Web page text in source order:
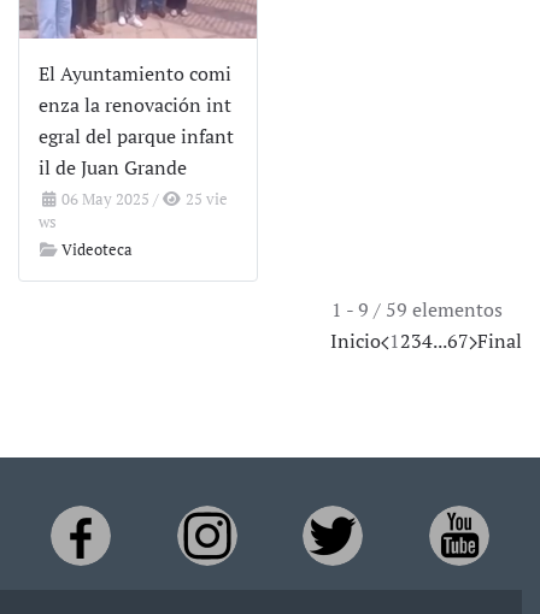
El Ayuntamiento comi
enza la renovación int
egral del parque infant
il de Juan Grande
06 May 2025 /
25 vie
ws
Videoteca
1 - 9 / 59 elementos
Inicio 1234...67 Final